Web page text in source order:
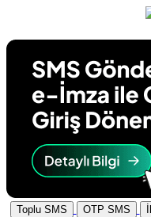
Toplu SMS OTP SMS